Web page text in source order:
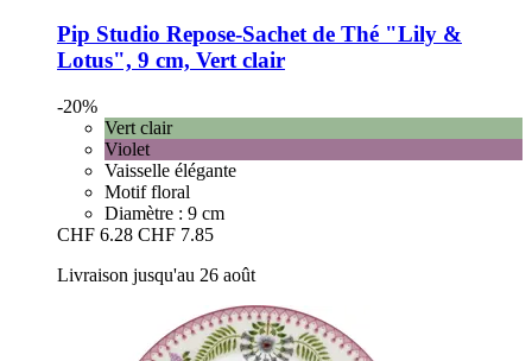
Pip Studio Repose-​Sachet de Thé "Lily &
Lotus", 9 cm, Vert clair
-20%
Vert clair
Violet
Vaisselle élégante
Motif floral
Diamètre : 9 cm
CHF 6.28 CHF 7.85
Livraison jusqu'au 26 août